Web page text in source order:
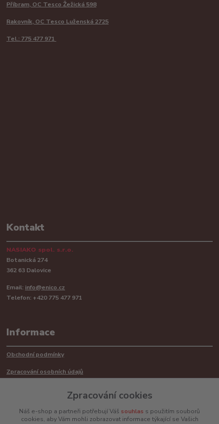
Příbram, OC Tesco Žežická 598
Rakovník, OC Tesco Luženská 2725
Tel.: 775 477 971
Kontakt
NASIAKO spol. s.r.o.
Botanická 274
362 63 Dalovice
Email: info@enico.cz
Telefon: +420 775 477 971
Informace
Obchodní podmínky
Zpracování osobních údajů
Zpracování cookies
Náš e-shop a partneři potřebují Váš souhlas s použitím souborů
cookies, aby Vám mohli zobrazovat informace týkající se Vašich